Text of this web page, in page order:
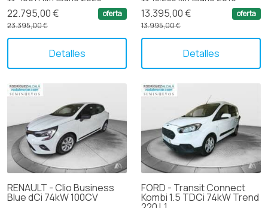
22.795,00 €
23.395,00 €
oferta
Detalles
13.395,00 €
13.995,00 €
oferta
Detalles
RENAULT - Clio Business
Blue dCi 74kW 100CV
FORD - Transit Connect
Kombi 1.5 TDCi 74kW Trend